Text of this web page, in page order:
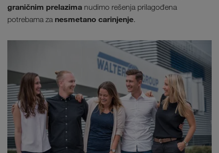
graničnim prelazima nudimo rešenja prilagođena
potrebama za nesmetano carinjenje.